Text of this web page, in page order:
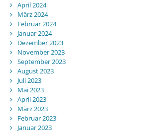
April 2024
März 2024
Februar 2024
Januar 2024
Dezember 2023
November 2023
September 2023
August 2023
Juli 2023
Mai 2023
April 2023
März 2023
Februar 2023
Januar 2023